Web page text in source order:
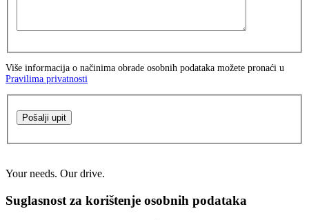
Više informacija o načinima obrade osobnih podataka možete pronaći u
Pravilima privatnosti
Pošalji upit
Your needs. Our drive.
Suglasnost za korištenje osobnih podataka